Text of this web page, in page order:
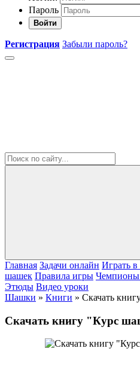
Пароль
Войти
Регистрация Забыли пароль?
Главная Задачи онлайн Играть
шашек Правила игры Чемпионы
Этюды Видео уроки
Шашки » Книги » Скачать
Скачать книгу "Курс